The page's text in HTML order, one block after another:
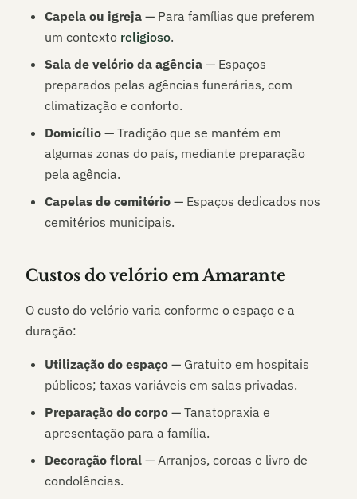
Capela ou igreja — Para famílias que preferem
um contexto religioso.
Sala de velório da agência — Espaços
preparados pelas agências funerárias, com
climatização e conforto.
Domicílio — Tradição que se mantém em
algumas zonas do país, mediante preparação
pela agência.
Capelas de cemitério — Espaços dedicados nos
cemitérios municipais.
Custos do velório emAmarante
O custo do velório varia conforme o espaço e a
duração:
Utilização do espaço — Gratuito em hospitais
públicos; taxas variáveis em salas privadas.
Preparação do corpo — Tanatopraxia e
apresentação para a família.
Decoração floral — Arranjos, coroas e livro de
condolências.